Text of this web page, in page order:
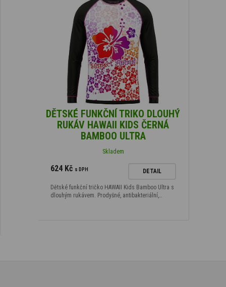
DĚTSKÉ FUNKČNÍ TRIKO DLOUHÝ
RUKÁV HAWAII KIDS ČERNÁ
BAMBOO ULTRA
Skladem
624 Kč s DPH DETAIL
Dětské funkční tričko HAWAII Kids Bamboo Ultra s
dlouhým rukávem. Prodyšné, antibakteriální,…